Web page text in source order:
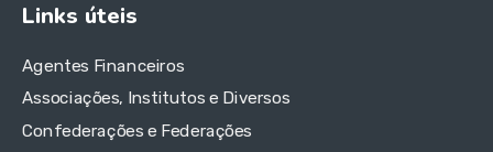
Links úteis
Agentes Financeiros
Associações, Institutos e Diversos
Confederações e Federações